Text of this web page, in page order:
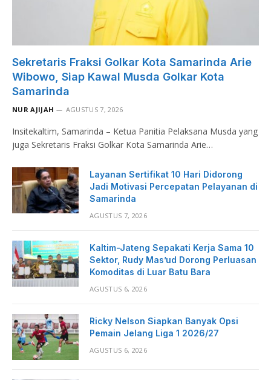
Sekretaris Fraksi Golkar Kota Samarinda Arie
Wibowo, Siap Kawal Musda Golkar Kota
Samarinda
NUR AJIJAH AGUSTUS 7, 2026
Insitekaltim, Samarinda – Ketua Panitia Pelaksana Musda yang
juga Sekretaris Fraksi Golkar Kota Samarinda Arie…
Layanan Sertifikat 10 Hari Didorong
Jadi Motivasi Percepatan Pelayanan di
Samarinda
AGUSTUS 7, 2026
Kaltim-Jateng Sepakati Kerja Sama 10
Sektor, Rudy Mas’ud Dorong Perluasan
Komoditas di Luar Batu Bara
AGUSTUS 6, 2026
Ricky Nelson Siapkan Banyak Opsi
Pemain Jelang Liga 1 2026/27
AGUSTUS 6, 2026